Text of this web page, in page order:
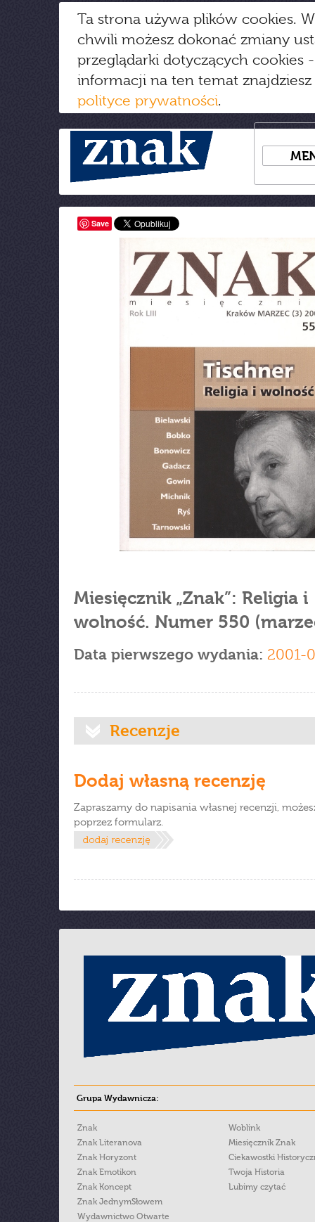
Ta strona używa plików cookies.
chwili możesz dokonać zmiany
przeglądarki dotyczących cookies
informacji na ten temat
polityce prywatności.
Save
Miesięcznik „Znak”: Religia i
wolność. Numer 550
Data pierwszego wydania: 2001-
Recenzje
Dodaj własną recenzję
Zapraszamy do napisania własnej recenzji,
poprzez formularz.
Grupa Wydawnicza:
Znak
Znak Literanova
Znak Horyzont
Znak Emotikon
Znak Koncept
Znak JednymSłowem
Wydawnictwo Otwarte
Woblink
Miesięcznik Znak
Ciekawostki
Twoja Historia
Lubimy czytać